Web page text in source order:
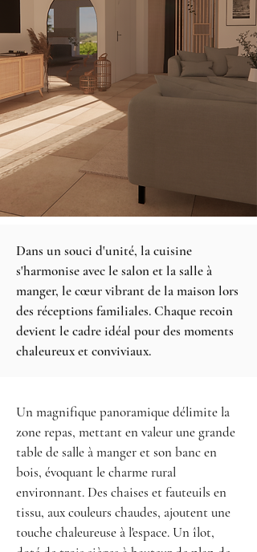
Dans un souci d'unité, la cuisine
s'harmonise avec le salon et la salle à
manger, le cœur vibrant de la maison lors
des réceptions familiales. Chaque recoin
devient le cadre idéal pour des moments
chaleureux et conviviaux.
Un magnifique panoramique délimite la
zone repas, mettant en valeur une grande
table de salle à manger et son banc en
bois, évoquant le charme rural
environnant. Des chaises et fauteuils en
tissu, aux couleurs chaudes, ajoutent une
touche chaleureuse à l'espace. Un îlot,